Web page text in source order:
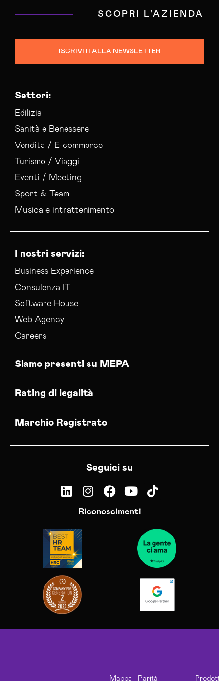
SCOPRI L'AZIENDA
ISCRIVITI ALLA NEWSLETTER
Settori:
Edilizia
Sanità e Benessere
Vendita / E-commerce
Turismo / Viaggi
Eventi / Meeting
Sport & Team
Musica e intrattenimento
I nostri servizi:
Business Experience
Consulenza IT
Software House
Web Agency
Careers
Siamo presenti su MEPA
Rating di legalità
Marchio Registrato
Seguici su
Riconoscimenti
Mappa
Parità